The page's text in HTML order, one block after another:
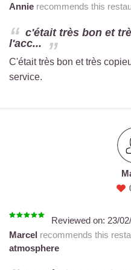
Annie recommends this
c'était très bon et
l'acc...
C'était très bon et très
service.
Reviewed on: 23/
Marcel recommends this
atmosphere